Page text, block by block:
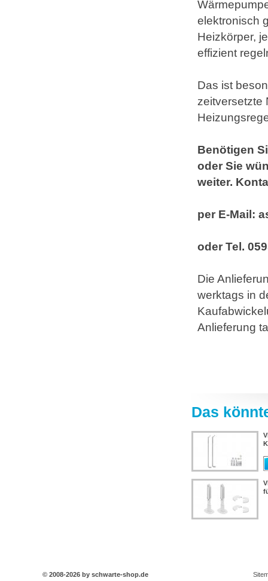
elektronisch
Heizkörper,
effizient
Das ist
zeitversetzte
Benötigen
oder Sie
weiter.
per E-Mail:
oder Tel.
Die
werktags in
Anlieferung
Das
© 2008-2026 by schwarte-shop.de